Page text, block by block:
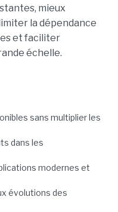
mieux
la dépendance
et faciliter
échelle.
sans multiplier les
dans les
modernes et
évolutions des